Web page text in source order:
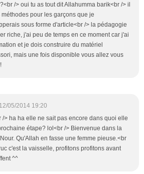
/> oui tu as tout dit Allahumma barik<br /> il
méthodes pour les garçons que je
sous forme d'article<br /> la pédagogie
riche, j'ai peu de temps en ce moment car j'ai
et je dois construire du matériel
mais une fois disponible vous allez vous
12/05/2014 19:20
/> ha ha elle ne sait pas encore dans quoi elle
étape? lol<br /> Bienvenue dans la
Qu'Allah en fasse une femme pieuse.<br
c'est la vaisselle, profitons profitons avant
^^